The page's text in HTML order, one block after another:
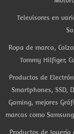
Televisores en
Ropa de marca,
Tommy Hilfiger,
Productos de
Smartphones, SSD,
Gaming, mejores
marcas como
Productos de